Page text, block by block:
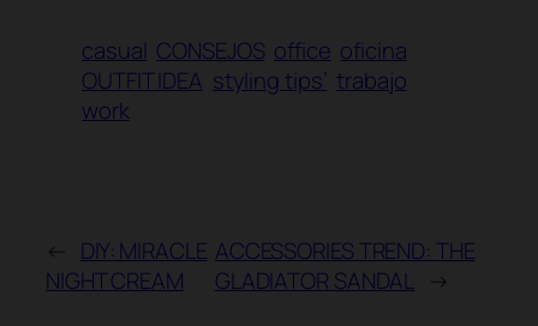
casual CONSEJOS office oficina
OUTFIT IDEA styling tips’ trabajo
work
←
DIY: MIRACLE
NIGHT CREAM
ACCESSORIES TREND: THE
GLADIATOR SANDAL
→